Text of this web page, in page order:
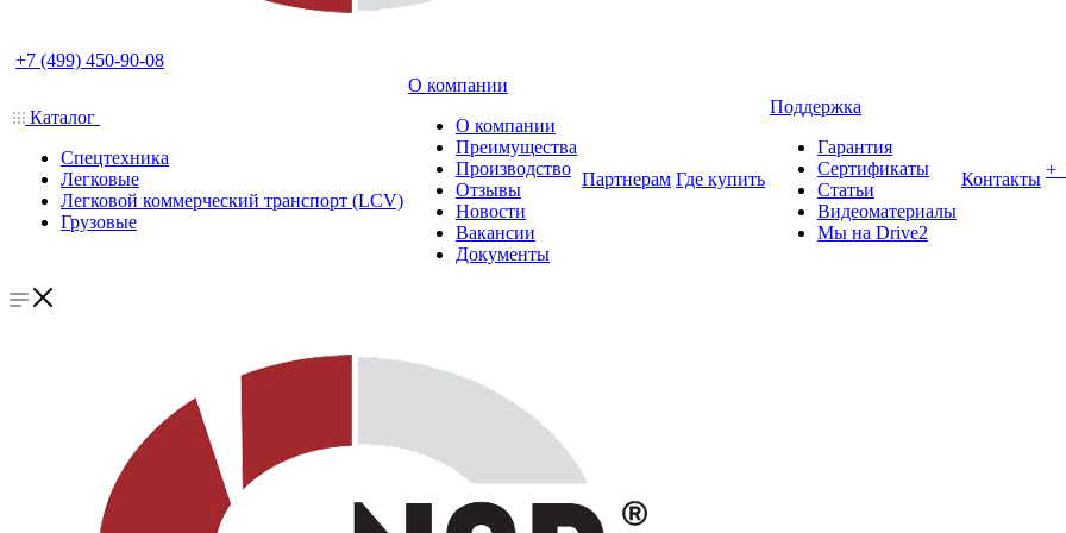
+7 (499) 450-90-08
Каталог
Спецтехника
Легковые
Легковой коммерческий транспорт (LCV)
Грузовые
О компании
О компании
Преимущества
Производство
Отзывы
Новости
Вакансии
Документы
Партнерам Где купить
Поддержка
Гарантия
Сертификаты
Статьи
Видеоматериалы
Мы на Drive2
Контакты +